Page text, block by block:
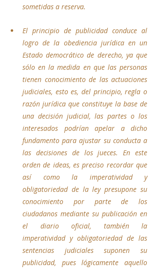
sometidas a reserva.
El principio de publicidad conduce al
logro de la obediencia jurídica en un
Estado democrático de derecho, ya que
sólo en la medida en que las personas
tienen conocimiento de las actuaciones
judiciales, esto es, del principio, regla o
razón jurídica que constituye la base de
una decisión judicial, las partes o los
interesados podrían apelar a dicho
fundamento para ajustar su conducta a
las decisiones de los jueces. En este
orden de ideas, es preciso recordar que
así como la imperatividad y
obligatoriedad de la ley presupone su
conocimiento por parte de los
ciudadanos mediante su publicación en
el diario oficial, también la
imperatividad y obligatoriedad de las
sentencias judiciales suponen su
publicidad, pues lógicamente aquello